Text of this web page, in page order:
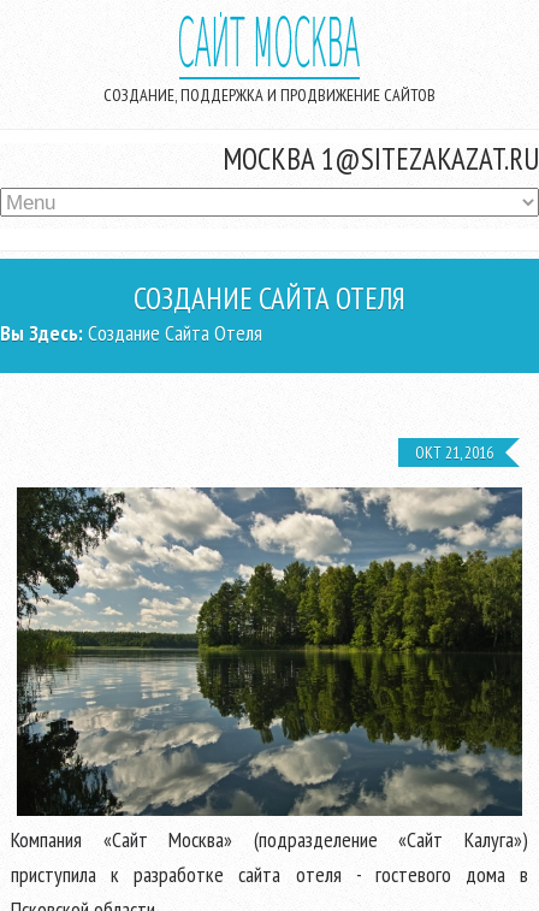
Перейти к основному содержанию
СОЗДАНИЕ, ПОДДЕРЖКА И ПРОДВИЖЕНИЕ САЙТОВ
МОСКВА1@SITEZAKAZAT.RU
СОЗДАНИЕ САЙТА ОТЕЛЯ
ВЫ ЗДЕСЬ
Вы Здесь:Создание Сайта Отеля
ОКТ 21, 2016
Компания «Сайт Москва» (подразделение «Сайт Калуга»)
приступила к разработке сайта отеля - гостевого дома в